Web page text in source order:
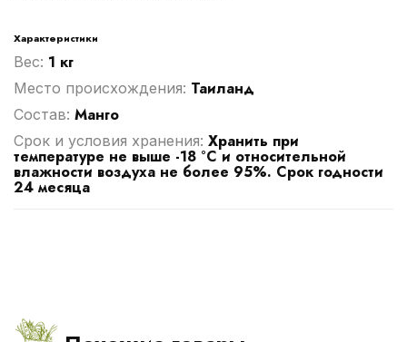
Характеристики
Вес: 1 кг
Место происхождения: Таиланд
Cостав: Манго
Срок и условия хранения: Хранить при
температуре не выше -18 °С и относительной
влажности воздуха не более 95%. Срок годности
24 месяца